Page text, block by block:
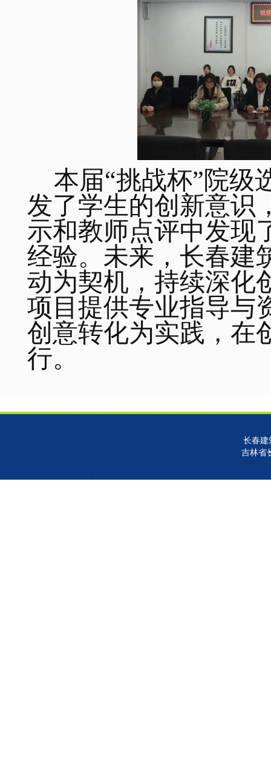
本届“挑战杯”院级
发了学生的创新意识
示和教师点评中发现
经验。未来，长春建
动为契机，持续深化
项目提供专业指导与
创意转化为实践，在
行。
长春建
吉林省